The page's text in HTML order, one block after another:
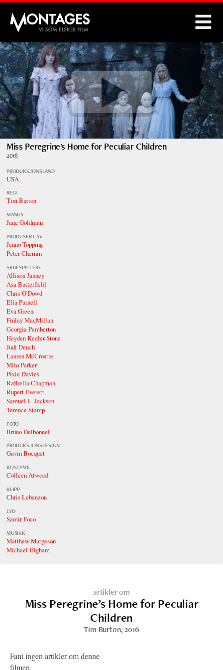
Montages
Miss Peregrine's Home for Peculiar Children
2016
PRODUKSJONSLAND
USA
REGI
Tim Burton
MANUS
Jane Goldman
PRODUSERT AV
Jenno Topping
Peter Chernin
SKUESPILLERE
Allison Janney
Asa Butterfield
Chris O'Dowd
Ella Purnell
Eva Green
Finlay MacMillan
Georgia Pemberton
Hayden Keeler-Stone
Judi Dench
Lauren McCrostie
Milo Parker
Pixie Davies
Raffiella Chapman
Rupert Everett
Samuel L. Jackson
Terence Stamp
FOTO
Bruno Delbonnel
PRODUKSJONSDESIGN
Gavin Bocquet
KOSTYME
Colleen Atwood
KLIPP
Chris Lebenzon
LYD
Samir Foco
MUSIKK
Matthew Margeson
Michael Higham
artikler om
Miss Peregrine’s Home for Peculiar
Children
Tim Burton, 2016
Fant ingen artikler om denne
filmen.